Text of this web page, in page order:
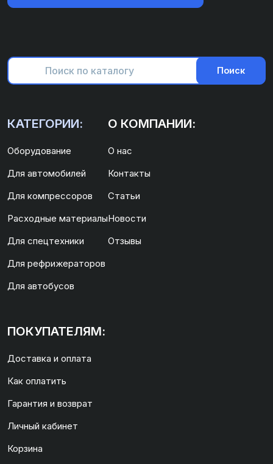
Поиск
КАТЕГОРИИ:
Оборудование
Для автомобилей
Для компрессоров
Расходные материалы
Для спецтехники
Для рефрижераторов
Для автобусов
О КОМПАНИИ:
О нас
Контакты
Статьи
Новости
Отзывы
ПОКУПАТЕЛЯМ:
Доставка и оплата
Как оплатить
Гарантия и возврат
Личный кабинет
Корзина